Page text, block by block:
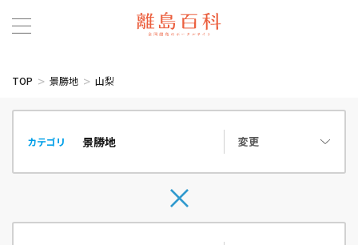
TOP 景勝地 山梨
カテゴリ 変更